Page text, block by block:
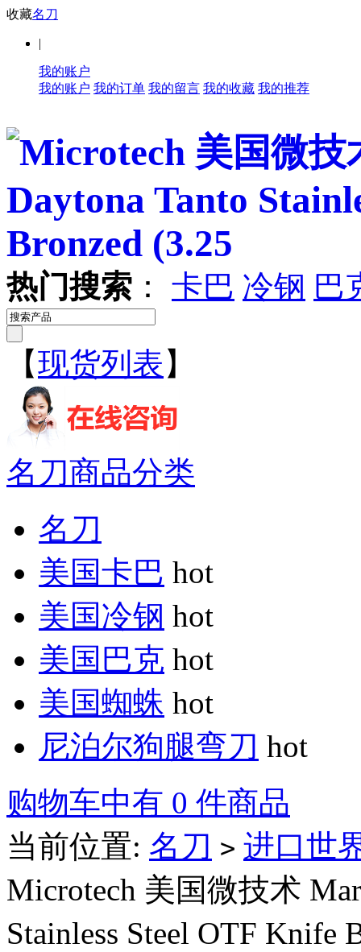
收藏名刀
|
我的账户
我的账户 我的订单 我的留言 我的收藏 我的推荐
热门搜索 ： 卡巴 冷钢 巴
【现货列表 】
名刀商品分类
名刀
美国卡巴 hot
美国冷钢 hot
美国巴克 hot
美国蜘蛛 hot
尼泊尔狗腿弯刀 hot
购物车中有 0 件商品
当前位置: 名刀 > 进口世
Microtech 美国微技术
Stainless Steel OTF Knife